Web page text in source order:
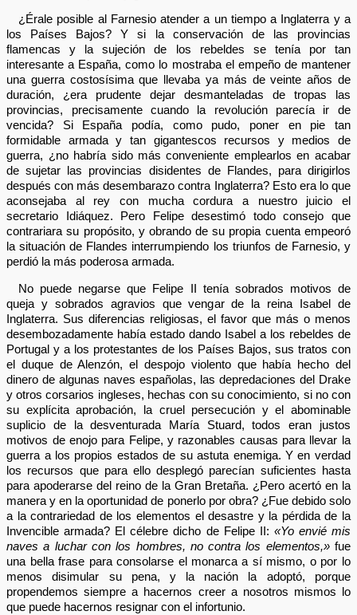
¿Érale posible al Farnesio atender a un tiempo a Inglaterra y a
los Países Bajos? Y si la conservación de las provincias
flamencas y la sujeción de los rebeldes se tenía por tan
interesante a España, como lo mostraba el empeño de mantener
una guerra costosísima que llevaba ya más de veinte años de
duración, ¿era prudente dejar desmanteladas de tropas las
provincias, precisamente cuando la revolución parecía ir de
vencida? Si España podía, como pudo, poner en pie tan
formidable armada y tan gigantescos recursos y medios de
guerra, ¿no habría sido más conveniente emplearlos en acabar
de sujetar las provincias disidentes de Flandes, para dirigirlos
después con más desembarazo contra Inglaterra? Esto era lo que
aconsejaba al rey con mucha cordura a nuestro juicio el
secretario Idiáquez. Pero Felipe desestimó todo consejo que
contrariara su propósito, y obrando de su propia cuenta empeoró
la situación de Flandes interrumpiendo los triunfos de Farnesio, y
perdió la más poderosa armada.
No puede negarse que Felipe II tenía sobrados motivos de
queja y sobrados agravios que vengar de la reina Isabel de
Inglaterra. Sus diferencias religiosas, el favor que más o menos
desembozadamente había estado dando Isabel a los rebeldes de
Portugal y a los protestantes de los Países Bajos, sus tratos con
el duque de Alenzón, el despojo violento que había hecho del
dinero de algunas naves españolas, las depredaciones del Drake
y otros corsarios ingleses, hechas con su conocimiento, si no con
su explícita aprobación, la cruel persecución y el abominable
suplicio de la desventurada María Stuard, todos eran justos
motivos de enojo para Felipe, y razonables causas para llevar la
guerra a los propios estados de su astuta enemiga. Y en verdad
los recursos que para ello desplegó parecían suficientes hasta
para apoderarse del reino de la Gran Bretaña. ¿Pero acertó en la
manera y en la oportunidad de ponerlo por obra? ¿Fue debido solo
a la contrariedad de los elementos el desastre y la pérdida de la
Invencible armada? El célebre dicho de Felipe II: «Yo envié mis
naves a luchar con los hombres, no contra los elementos,»fue
una bella frase para consolarse el monarca a sí mismo, o por lo
menos disimular su pena, y la nación la adoptó, porque
propendemos siempre a hacernos creer a nosotros mismos lo
que puede hacernos resignar con el infortunio.